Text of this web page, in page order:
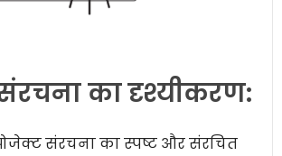
का दृश्यीकरण:
संरचना का स्पष्ट और संरचित